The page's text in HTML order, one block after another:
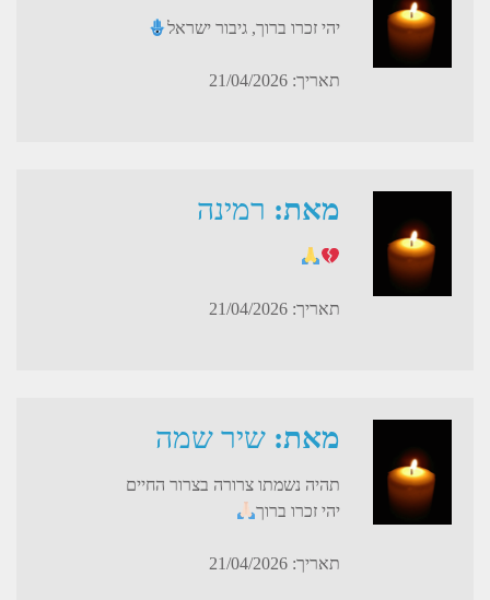
יהי זכרו ברוך, גיבור ישראל
תאריך: 21/04/2026
מאת: רמינה
תאריך: 21/04/2026
מאת: שיר שמה
תהיה נשמתו צרורה בצרור החיים
יהי זכרו ברוך
תאריך: 21/04/2026